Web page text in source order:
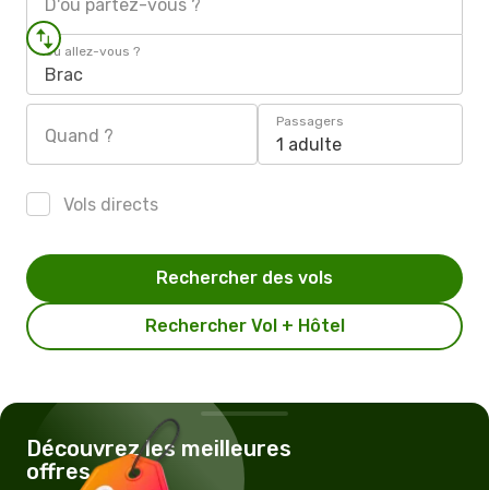
D'où partez-vous ?
Où allez-vous ?
Brac
Quand ?
Passagers
1 adulte
Vols directs
Rechercher Vol + Hôtel
Rechercher des vols
Découvrez les meilleures
offres